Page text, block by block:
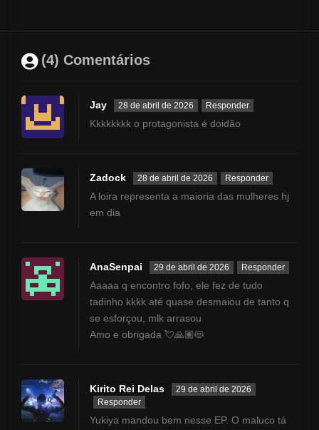
(4) Comentários
Jay 28 de abril de 2026 Responder
Kkkkkkkk o protagonista é doidão
Zadock 28 de abril de 2026 Responder
A loira representa a maioria das mulheres hj
em dia
AnaSenpai 29 de abril de 2026 Responder
Aaaaa q encontro fofo, ele fez de tudo
tadinho kkkk até quase desmaiou de tanto q
se esforçou, mlk arrasou
Amo e obrigada 💘🙏🏽😻
Kirito Rei Delas
29 de abril de 2026
Responder
Yukiya mandou bem nesse EP. O maluco tá